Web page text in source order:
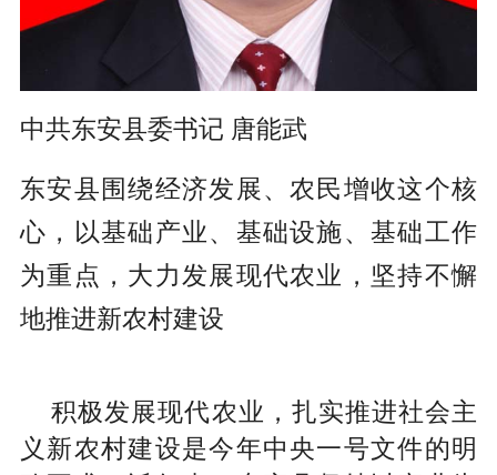
中共东安县委书记 唐能武
东安县围绕经济发展、农民增收这个核
心，以基础产业、基础设施、基础工作
为重点，大力发展现代农业，坚持不懈
地推进新农村建设
积极发展现代农业，扎实推进社会主
义新农村建设是今年中央一号文件的明